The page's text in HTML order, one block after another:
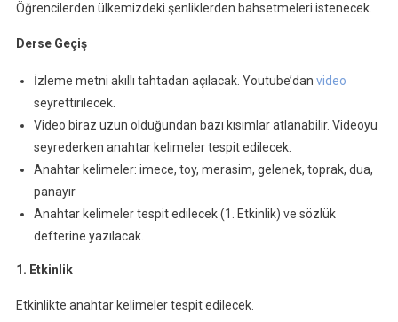
Öğrencilerden ülkemizdeki şenliklerden bahsetmeleri istenecek.
Derse Geçiş
İzleme metni akıllı tahtadan açılacak. Youtube’dan video
seyrettirilecek.
Video biraz uzun olduğundan bazı kısımlar atlanabilir. Videoyu
seyrederken anahtar kelimeler tespit edilecek.
Anahtar kelimeler: imece, toy, merasim, gelenek, toprak, dua,
panayır
Anahtar kelimeler tespit edilecek (1. Etkinlik) ve sözlük
defterine yazılacak.
1. Etkinlik
Etkinlikte anahtar kelimeler tespit edilecek.